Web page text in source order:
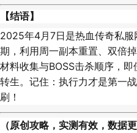
【结语】
2025年4月7日是热血传奇私服
期，利用周一副本重置、双倍
材料收集与BOSS击杀顺序，
转生。记住：执行力才是第一
刷！
（原创攻略，实测有效，数据